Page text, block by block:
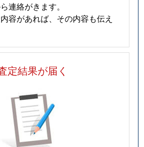
連絡がきます。
容があれば、その内容も伝え
定結果が届く